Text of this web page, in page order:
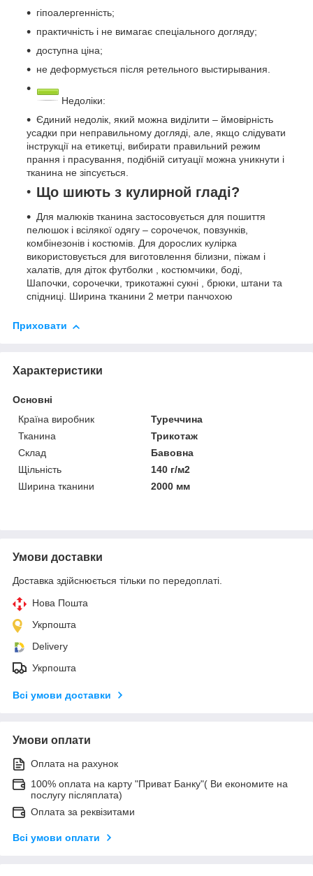
гіпоалергенність;
практичність і не вимагає спеціального догляду;
доступна ціна;
не деформується після ретельного выстирывания.
Недоліки:
Єдиний недолік, який можна виділити – ймовірність
усадки при неправильному догляді, але, якщо слідувати
інструкції на етикетці, вибирати правильний режим
прання і прасування, подібній ситуації можна уникнути і
тканина не зіпсується.
Що шиють з кулирной гладі?
Для малюків тканина застосовується для пошиття
пелюшок і всілякої одягу – сорочечок, повзунків,
комбінезонів і костюмів. Для дорослих кулірка
використовується для виготовлення білизни, піжам і
халатів, для діток футболки , костюмчики, боді,
Шапочки, сорочечки, трикотажні сукні , брюки, штани та
спідниці. Ширина тканини 2 метри панчохою
Приховати
Характеристики
Основні
Країна виробник
Туреччина
Тканина
Трикотаж
Склад
Бавовна
Щільність
140 г/м2
Ширина тканини
2000 мм
Умови доставки
Доставка здійснюється тільки по передоплаті.
Нова Пошта
Укрпошта
Delivery
Укрпошта
Всі умови доставки
Умови оплати
Оплата на рахунок
100% оплата на карту "Приват Банку"( Ви економите на
послугу післяплата)
Оплата за реквізитами
Всі умови оплати